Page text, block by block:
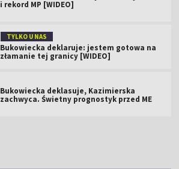
i rekord MP [WIDEO]
TYLKO U NAS
Bukowiecka deklaruje: jestem gotowa na
złamanie tej granicy [WIDEO]
Bukowiecka deklasuje, Kazimierska
zachwyca. Świetny prognostyk przed ME